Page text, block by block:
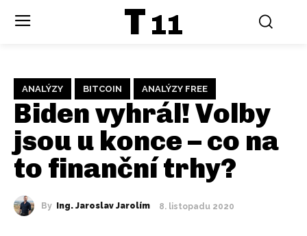
T 11
ANALÝZY BITCOIN ANALÝZY FREE
Biden vyhrál! Volby
jsou u konce – co na
to finanční trhy?
By Ing. Jaroslav Jarolím 8. listopadu 2020